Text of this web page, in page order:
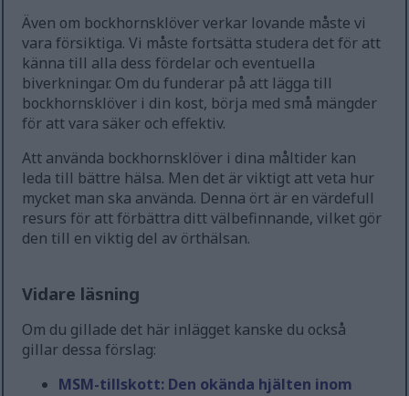
Även om bockhornsklöver verkar lovande måste vi
vara försiktiga. Vi måste fortsätta studera det för att
känna till alla dess fördelar och eventuella
biverkningar. Om du funderar på att lägga till
bockhornsklöver i din kost, börja med små mängder
för att vara säker och effektiv.
Att använda bockhornsklöver i dina måltider kan
leda till bättre hälsa. Men det är viktigt att veta hur
mycket man ska använda. Denna ört är en värdefull
resurs för att förbättra ditt välbefinnande, vilket gör
den till en viktig del av örthälsan.
Vidare läsning
Om du gillade det här inlägget kanske du också
gillar dessa förslag:
MSM-tillskott: Den okända hjälten inom